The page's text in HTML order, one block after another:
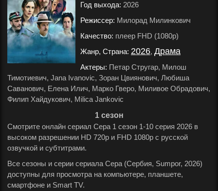
Год выхода: 2026
Режиссер: Милорад Милинкович
Качество: плеер FHD (1080p)
Жанр, Страна: 2026, Драма
Актеры: Петар Стругар, Милош
Тимотиевич, Jana Ivanovic, Зоран Цвиянович, Любиша
Саванович, Елена Илич, Марко Гверо, Миливое Обрадович,
Филип Хайдукович, Milica Jankovic
1 сезон
Смотрите онлайн сериал Сера 1 сезон 1-10 серия 2026 в
высоком разрешении HD 720p и FHD 1080p с русской
озвучкой и субтитрами.
Все сезоны и серии сериала Сера (Сербия, Sumpor, 2026)
доступны для просмотра на компьютере, планшете,
смартфоне и Smart TV.